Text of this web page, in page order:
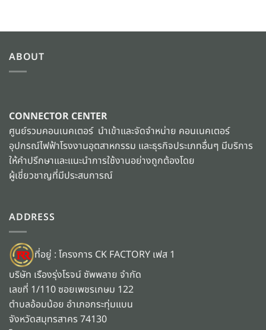
ABOUT
CONNECTOR CENTER
ศูนย์รวมคอนเนคเตอร์ นำเข้าและจัดจำหน่าย คอนเนคเตอร์
อุปกรณ์ไฟฟ้าโรงงานอุตสาหกรรม และธุรกิจประเภทอื่นๆ มีบริการ
ให้คำปรึกษาและแนะนำการใช้งานอย่างถูกต้องโดย
ผู้เชี่ยวชาญที่มีประสบการณ์
ADDRESS
ที่อยู่ : โครงการ CK FACTORY เฟส 1
บริษัท เรืองรุ่งโรจน์ ซัพพลาย จำกัด
เลขที่ 1/110 ซอยเพชรเกษม 122
ตำบลอ้อมน้อย อำเภอกระทุ่มแบน
จังหวัดสมุทรสาคร 74130